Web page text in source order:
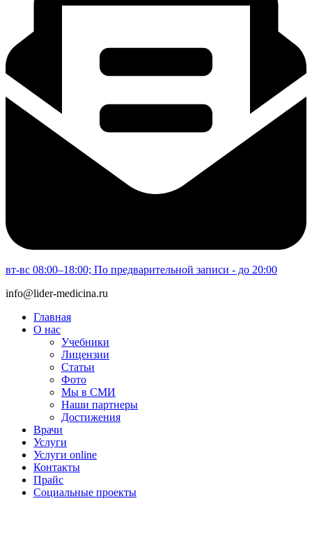
вт-вс 08:00–18:00; По предварительной записи - до 20:00
info@lider-medicina.ru
Главная
О нас
Учебники
Лицензии
Статьи
Фото
Мы в СМИ
Наши партнеры
Достижения
Врачи
Услуги
Услуги online
Контакты
Прайс
Социальные проекты